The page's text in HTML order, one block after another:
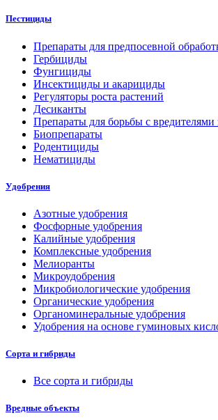
Пестициды
Препараты для предпосевной
Гербициды
Фунгициды
Инсектициды и акарициды
Регуляторы роста растений
Десиканты
Препараты для борьбы с вредителями
Биопрепараты
Родентициды
Нематициды
Удобрения
Азотные удобрения
Фосфорные удобрения
Калийные удобрения
Комплексные удобрения
Мелиоранты
Микроудобрения
Микробиологические удобрения
Органические удобрения
Органоминеральные удобрения
Удобрения на основе гуминовых
Сорта и гибриды
Все сорта и гибриды
Вредные объекты